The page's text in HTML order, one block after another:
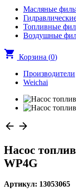
Масляные
Топливные
Воздушные
shopping_cart Корзина (0)
Производители
Weichai
arrow_back arrow_forward
Насос
WP4G
Артикул: 13053065